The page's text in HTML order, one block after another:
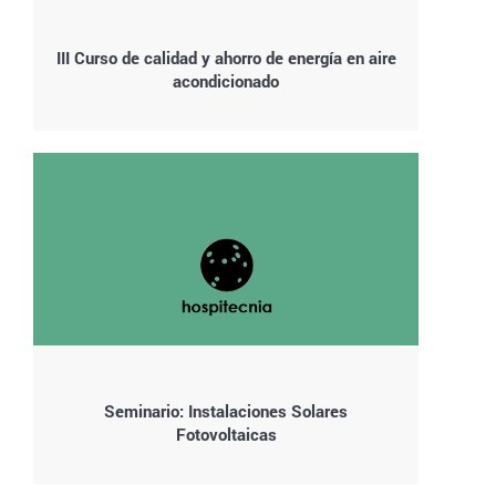
III Curso de calidad y ahorro de energía en aire
acondicionado
Seminario: Instalaciones Solares
Fotovoltaicas